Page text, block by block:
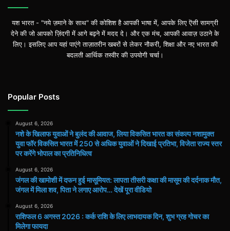
यश भारत - "नये ज़माने के साथ" की कोशिश है आपकी भाषा में, आपके लिए ऎसी सामग्री
देने की जो आपको ज़िंदगी में आगे बढ़ने में मदद दे। और एक मंच, आपकी आवाज़ उठाने के
लिए। इसलिए आप यहां पाएंगे ताज़ातरीन खबरों से लेकर नौकरी, शिक्षा और नए भारत की
बदलती आर्थिक तस्वीर की उपयोगी चर्चा।
Popular Posts
August 6, 2026
नशे के खिलाफ युवाओं ने बुलंद की आवाज, लिया विकसित भारत का संकल्प नशामुक्त
युवा फॉर विकसित भारत में 250 से अधिक युवाओं ने दिखाई प्रतिभा, विजेता राज्य स्तर
पर करेंगे भोपाल का प्रतिनिधित्व
August 6, 2026
जंगल की खामोशी में दफन हुई मासूमियत: लापता तीसरी कक्षा की मासूम की दर्दनाक मौत,
जंगल में मिला शव, पिता ने लगाए आरोप… देखें पूरा वीडियो
August 6, 2026
राशिफल 6 अगस्त 2026 : कर्क राशि के लिए लाभदायक दिन, शुभ ग्रह गोचर का
मिलेगा फायदा